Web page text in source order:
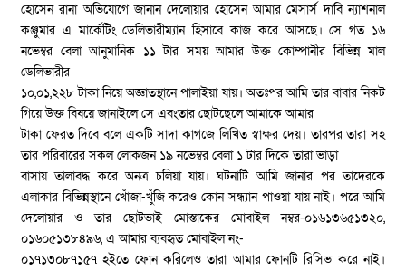
হোসেন রানা অভিযোগে জানান দেলোয়ার হোসেন আমার মেসার্স দাবি ন্যাশনাল
কঞ্জুমার এ মার্কেটিং ডেলিভারীম্যান হিসাবে কাজ করে আসছে। সে গত ১৬
নভেম্বর বেলা আনুমানিক ১১ টার সময় আমার উক্ত কোম্পানীর বিভিন্ন মাল
ডেলিভারীর
১০,০১,২২৮ টাকা নিয়ে অজ্ঞাতস্থানে পালাইয়া যায়। অতঃপর আমি তার বাবার নিকট
গিয়ে উক্ত বিষয়ে জানাইলে সে এবংতার ছোটছেলে আমাকে আমার
টাকা ফেরত দিবে বলে একটি সাদা কাগজে লিখিত স্বাক্ষর দেয়। তারপর তারা সহ
তার পরিবারের সকল লোকজন ১৯ নভেম্বর বেলা ১ টার দিকে তারা ভাড়া
বাসায় তালাবদ্ধ করে অনত্র চলিয়া যায়। ঘটনাটি আমি জানার পর তাদেরকে
এলাকার বিভিন্নস্থানে খোঁজা-খুঁজি করেও কোন সন্ধ্যান পাওয়া যায় নাই। পরে আমি
দেলোয়ার ও তার ছোটভাই মোস্তাকের মোবাইল নম্বর-০১৬১৩৬৫১৩২০,
০১৬০৫১৩৮৪৯৬, এ আমার ব্যবহৃত মোবাইল নং-
০১৭১৩০৮৭১৫৭ হইতে ফোন করিলেও তারা আমার ফোনটি রিসিভ করে নাই।